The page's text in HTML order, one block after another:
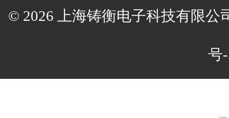
© 2026 上海铸衡电子科技有限公
号